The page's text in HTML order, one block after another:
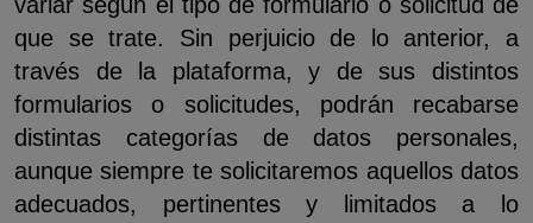
que se trate. Sin perjuicio de lo anterior, a
través de la plataforma, y de sus distintos
formularios o solicitudes, podrán recabarse
distintas categorías de datos personales,
aunque siempre te solicitaremos aquellos datos
adecuados, pertinentes y limitados a lo